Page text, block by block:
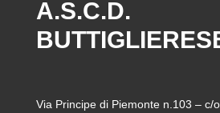
A.S.C.D.
Via Principe di Piemonte n.103 – c/